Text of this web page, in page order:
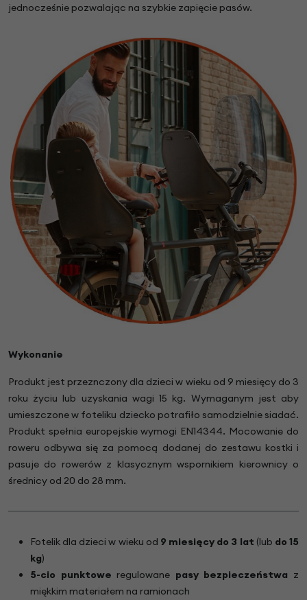
jednocześnie pozwalając na szybkie zapięcie pasów.
Wykonanie
Produkt jest przeznczony dla dzieci w wieku od 9 miesięcy do 3
roku życiu lub uzyskania wagi 15 kg. Wymaganym jest aby
umieszczone w foteliku dziecko potrafiło samodzielnie siadać.
Produkt spełnia europejskie wymogi EN14344. Mocowanie do
roweru odbywa się za pomocą dodanej do zestawu kostki i
pasuje do rowerów z klasycznym wspornikiem kierownicy o
średnicy od 20 do 28 mm.
Fotelik dla dzieci w wieku od 9 miesięcy do 3 lat (lub do 15
kg)
5-cio punktowe regulowane pasy bezpieczeństwa z
miękkim materiałem na ramionach